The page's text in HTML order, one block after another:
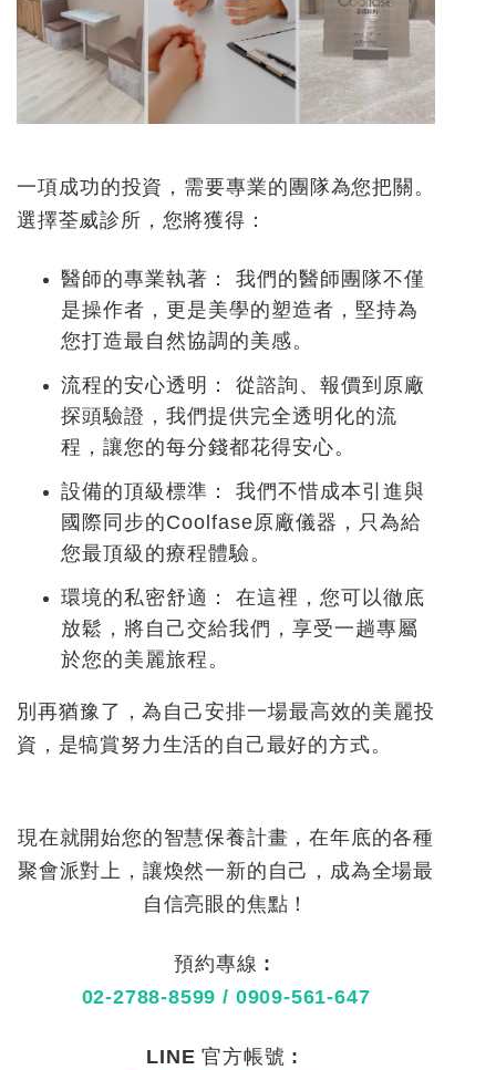
一項成功的投資，需要專業的團隊為您把關。
選擇荃威診所，您將獲得：
醫師的專業執著：
我們的醫師團隊不僅
是操作者，更是美學的塑造者，堅持為
您打造最自然協調的美感。
流程的安心透明：
從諮詢、報價到原廠
探頭驗證，我們提供完全透明化的流
程，讓您的每分錢都花得安心。
設備的頂級標準：
我們不惜成本引進與
國際同步的Coolfase原廠儀器，只為給
您最頂級的療程體驗。
環境的私密舒適：
在這裡，您可以徹底
放鬆，將自己交給我們，享受一趟專屬
於您的美麗旅程。
別再猶豫了，為自己安排一場最高效的美麗投
資，是犒賞努力生活的自己最好的方式。
現在就開始您的智慧保養計畫，在年底的各種
聚會派對上，讓煥然一新的自己，成為全場最
自信亮眼的焦點！
預約專線 :
02-2788-8599 / 0909-561-647
LINE 官方帳號 :